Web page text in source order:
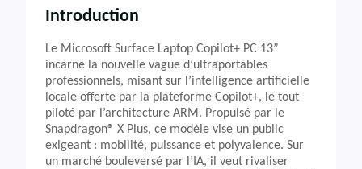
Introduction
Le Microsoft Surface Laptop Copilot+ PC 13”
incarne la nouvelle vague d’ultraportables
professionnels, misant sur l’intelligence artificielle
locale offerte par la plateforme Copilot+, le tout
piloté par l’architecture ARM. Propulsé par le
Snapdragon® X Plus, ce modèle vise un public
exigeant : mobilité, puissance et polyvalence. Sur
un marché bouleversé par l’IA, il veut rivaliser